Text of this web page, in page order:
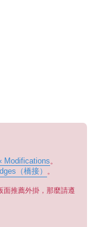
Modifications。
（橋接） 。
面推薦外掛，那麼請遵